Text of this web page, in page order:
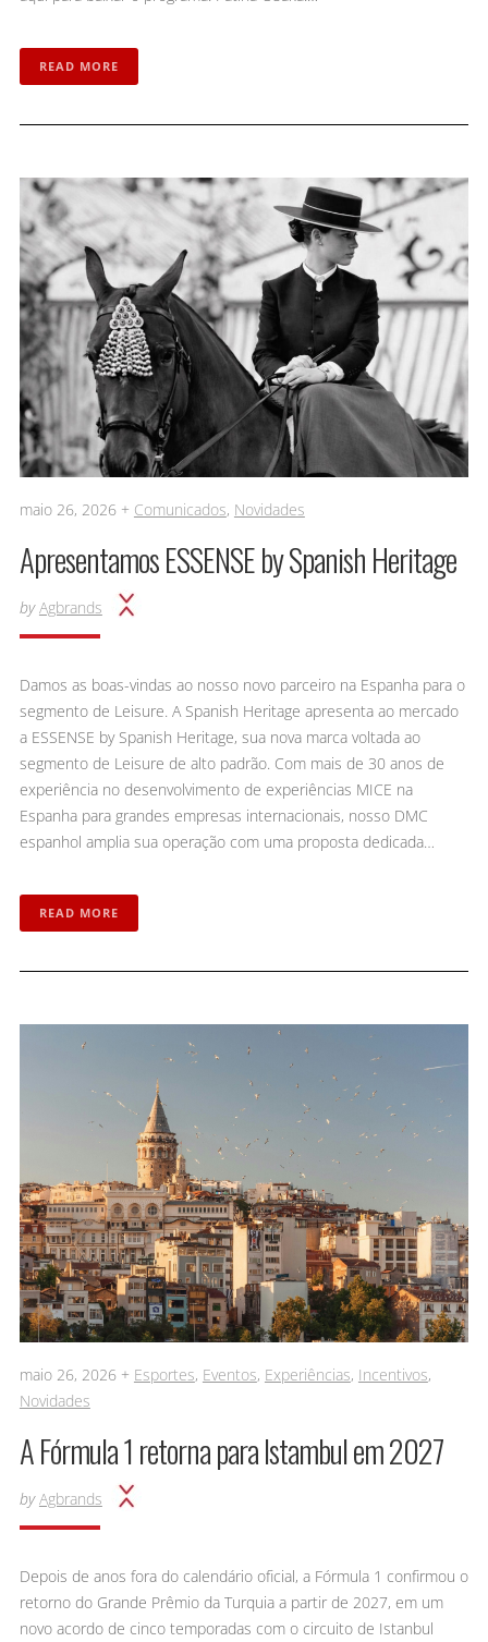
READ MORE
maio 26, 2026 + Comunicados, Novidades
Apresentamos ESSENSE by Spanish Heritage
by Agbrands
Damos as boas-vindas ao nosso novo parceiro na Espanha para o
segmento de Leisure. A Spanish Heritage apresenta ao mercado
a ESSENSE by Spanish Heritage, sua nova marca voltada ao
segmento de Leisure de alto padrão. Com mais de 30 anos de
experiência no desenvolvimento de experiências MICE na
Espanha para grandes empresas internacionais, nosso DMC
espanhol amplia sua operação com uma proposta dedicada…
READ MORE
maio 26, 2026 + Esportes, Eventos, Experiências, Incentivos,
Novidades
A Fórmula 1 retorna para Istambul em 2027
by Agbrands
Depois de anos fora do calendário oficial, a Fórmula 1 confirmou o
retorno do Grande Prêmio da Turquia a partir de 2027, em um
novo acordo de cinco temporadas com o circuito de Istanbul